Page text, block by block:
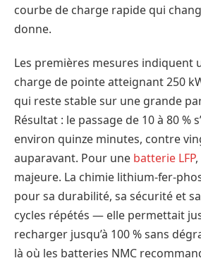
courbe de charge rapide qui
donne.
Les premières mesures indiquent
charge de pointe atteignant 250
qui reste stable sur une grande
Résultat : le passage de 10 à 80 %
environ quinze minutes, contre
auparavant. Pour une batterie LFP,
majeure. La chimie lithium-fer-
pour sa durabilité, sa sécurité et
cycles répétés — elle permettait
recharger jusqu’à 100 % sans
là où les batteries NMC